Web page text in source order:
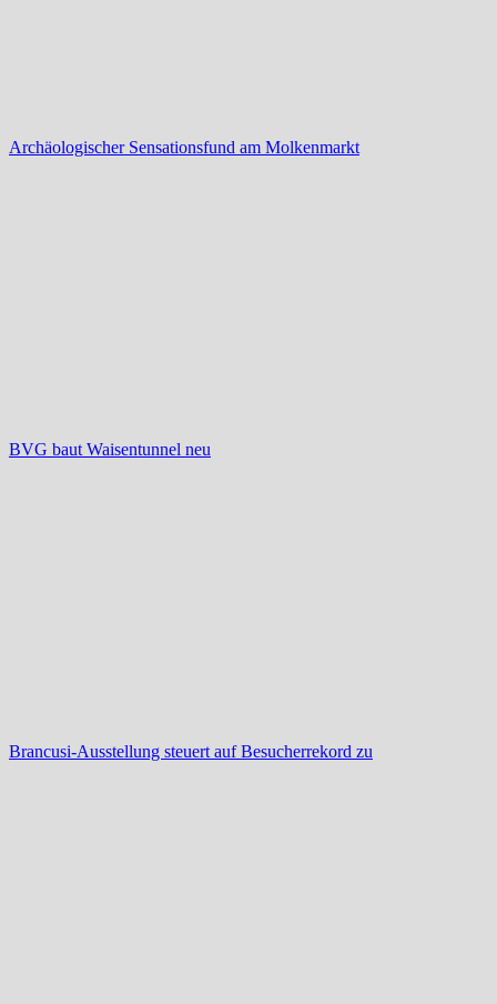
Archäologischer Sensationsfund am Molkenmarkt
BVG baut Waisentunnel neu
Brancusi-Ausstellung steuert auf Besucherrekord zu